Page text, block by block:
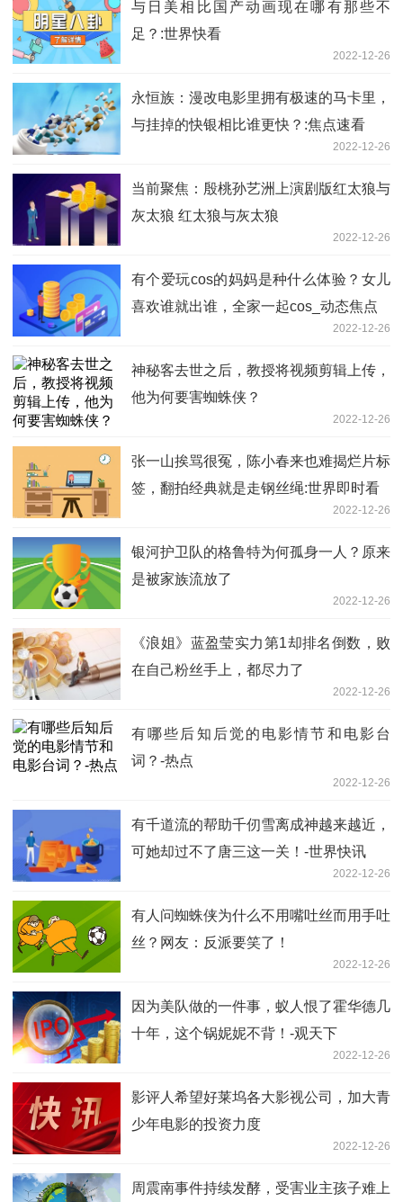
与日美相比国产动画现在哪有那些不
足？:世界快看
2022-12-26
永恒族：漫改电影里拥有极速的马卡里，
与挂掉的快银相比谁更快？:焦点速看
2022-12-26
当前聚焦：殷桃孙艺洲上演剧版红太狼与
灰太狼 红太狼与灰太狼
2022-12-26
有个爱玩cos的妈妈是种什么体验？女儿
喜欢谁就出谁，全家一起cos_动态焦点
2022-12-26
神秘客去世之后，教授将视频剪辑上传，
他为何要害蜘蛛侠？
2022-12-26
张一山挨骂很冤，陈小春来也难揭烂片标
签，翻拍经典就是走钢丝绳:世界即时看
2022-12-26
银河护卫队的格鲁特为何孤身一人？原来
是被家族流放了
2022-12-26
《浪姐》蓝盈莹实力第1却排名倒数，败
在自己粉丝手上，都尽力了
2022-12-26
有哪些后知后觉的电影情节和电影台
词？-热点
2022-12-26
有千道流的帮助千仞雪离成神越来越近，
可她却过不了唐三这一关！-世界快讯
2022-12-26
有人问蜘蛛侠为什么不用嘴吐丝而用手吐
丝？网友：反派要笑了！
2022-12-26
因为美队做的一件事，蚁人恨了霍华德几
十年，这个锅妮妮不背！-观天下
2022-12-26
影评人希望好莱坞各大影视公司，加大青
少年电影的投资力度
2022-12-26
周震南事件持续发酵，受害业主孩子难上